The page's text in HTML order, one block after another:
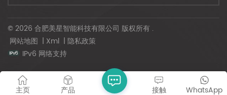
© 2026 合肥美星智能科技有限公司 版权所有 .
网站地图 | Xml | 隐私政策
IPv6 网络支持
主页 产品 WhatsApp
接触